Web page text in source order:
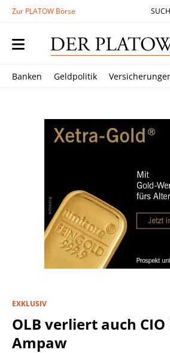
Zur PLATOW Börse
Banken Geldpolitik
EXKLUSIV
OLB verliert auch
Ampaw